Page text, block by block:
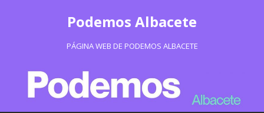
Podemos Albacete
PÁGINA WEB DE PODEMOS ALBACETE